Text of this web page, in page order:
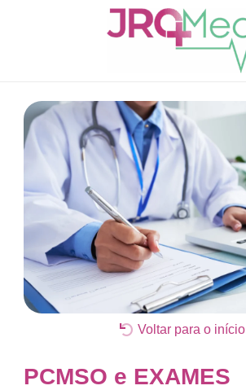
Voltar para o início
PCMSO e EXAMES